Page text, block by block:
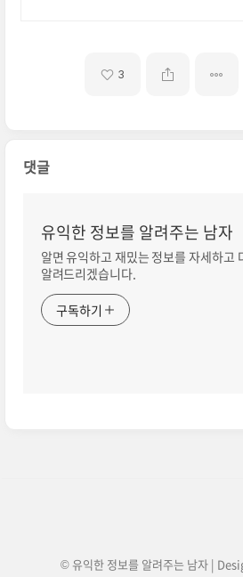
3
댓글
유익한 정보를 알려주는 남자
알면 유익하고 재밌는 정보를 자세하고
알려드리겠습니다.
구독하기
© 유익한 정보를 알려주는 남자 |